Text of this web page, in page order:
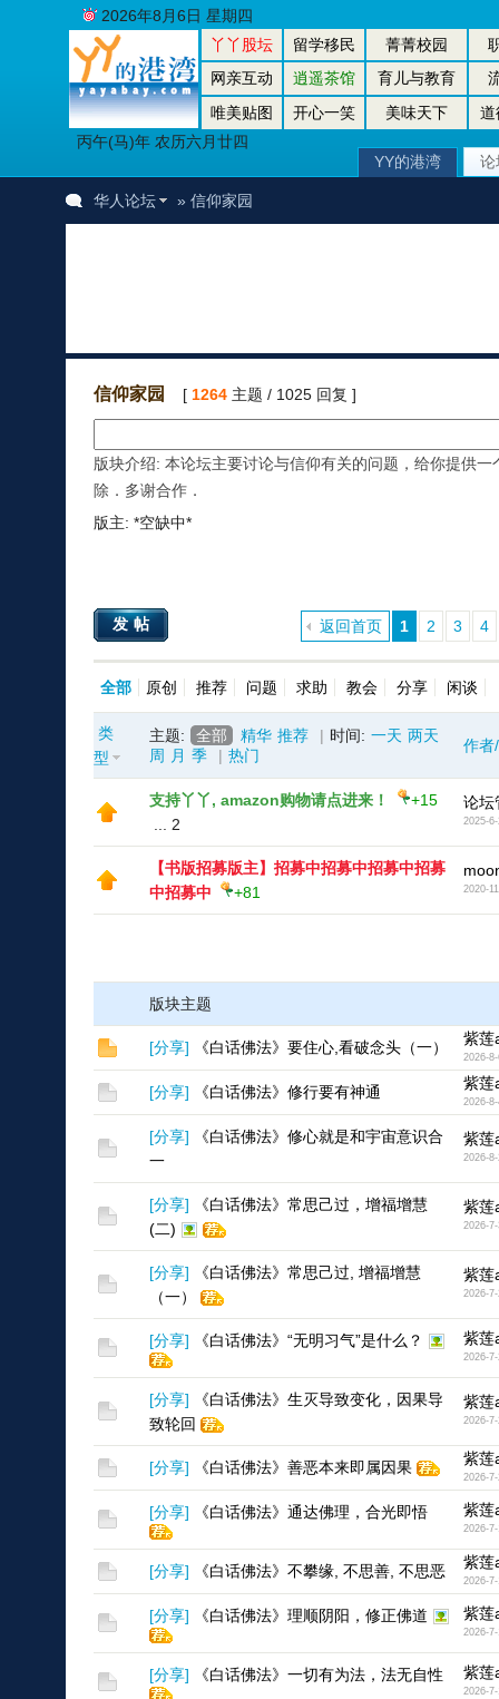
丫丫股坛 留学移民 菁菁校园
网亲互动
逍遥茶馆 育儿与教育
唯美贴图
开心一笑 美味天下
道
丙午(马)年 农历六月廿四
2026年8月6日 星期四
YY的港湾 论
华人论坛 » 信仰家园
信仰家园 [ 1264主题 / 1025 回复 ]
版块介绍: 本论坛主要讨论与信仰有关的问题，给你提供
除．多谢合作．
版主: *空缺中*
1 2 3 4
返回首页
发帖
全部 原创 推荐 问题 求助 教会 分享 闲谈
类
型
主题: 全部 精华 推荐 | 时间: 一天 两天
周
月 季 | 热门
作者
支持丫丫, amazon购物请点进来！
+15
2
论坛
2025-6-
【书版招募版主】招募中招募中招募中招募
中招募中
+81 2020-
版块主题
[分享] 《白话佛法》要住心,看破念头（一） 紫莲
2026-8-
[分享] 《白话佛法》修行要有神通 紫莲
2026-8-
[分享]
《白话佛法》修心就是和宇宙意识合
一
紫莲
2026-8-
[分享]
《白话佛法》常思己过，增福增慧
(二)
紫莲
2026-
[分享]
《白话佛法》常思己过, 增福增慧
（一）
紫莲
2026-
[分享] 《白话佛法》“无明习气”是什么？ 紫莲
2026-
[分享]
《白话佛法》生灭导致变化，因果导
致轮回
紫莲
2026-
[分享] 《白话佛法》善恶本来即属因果 紫莲
2026-
[分享] 《白话佛法》通达佛理，合光即悟 紫莲
2026-
[分享] 《白话佛法》不攀缘, 不思善, 不思恶 紫莲
2026-
[分享] 《白话佛法》理顺阴阳，修正佛道 紫莲
2026-
[分享] 《白话佛法》一切有为法，法无自性 紫莲
2026-